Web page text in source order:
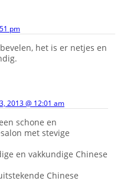
pm
het is er netjes en
2013 @ 12:01 am
schone en
met stevige
en vakkundige Chinese
Chinese